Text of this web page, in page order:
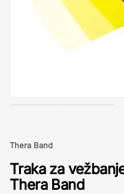
Thera Band
Traka za
Thera Band